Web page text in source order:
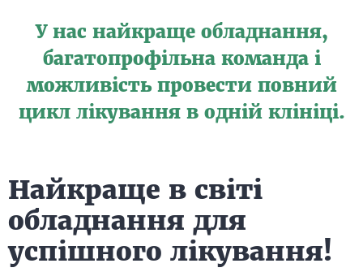
У нас найкраще обладнання,
багатопрофільна команда і
можливість провести повний
цикл лікування в одній клініці.
Найкраще в світі
обладнання для
успішного лікування!